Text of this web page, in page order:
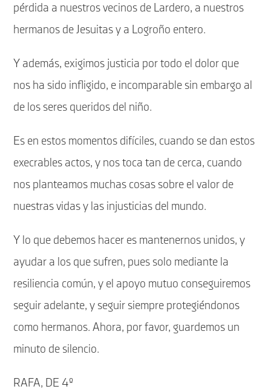
pérdida a nuestros vecinos de Lardero, a nuestros
hermanos de Jesuitas y a Logroño entero.
Y además, exigimos justicia por todo el dolor que
nos ha sido infligido, e incomparable sin embargo al
de los seres queridos del niño.
Es en estos momentos difíciles, cuando se dan estos
execrables actos, y nos toca tan de cerca, cuando
nos planteamos muchas cosas sobre el valor de
nuestras vidas y las injusticias del mundo.
Y lo que debemos hacer es mantenernos unidos, y
ayudar a los que sufren, pues solo mediante la
resiliencia común, y el apoyo mutuo conseguiremos
seguir adelante, y seguir siempre protegiéndonos
como hermanos. Ahora, por favor, guardemos un
minuto de silencio.
RAFA, DE 4º